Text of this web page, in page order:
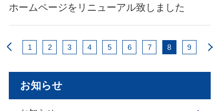
ホームページをリニューアル致しました
1 2 3 4 5 6 7 8 9
お知らせ